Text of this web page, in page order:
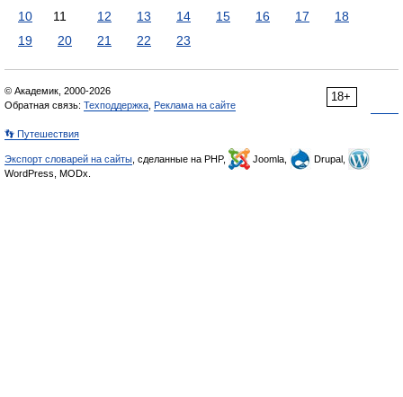
10
11 12 13 14 15 16 17
18
19
20 21 22 23
18+
© Академик, 2000-2026
Обратная связь: Техподдержка Реклама на сайте
👣 Путешествия
Экспорт словарей на сайты , сделанные на PHP, Joomla,
Drupal,
WordPress, MODx.